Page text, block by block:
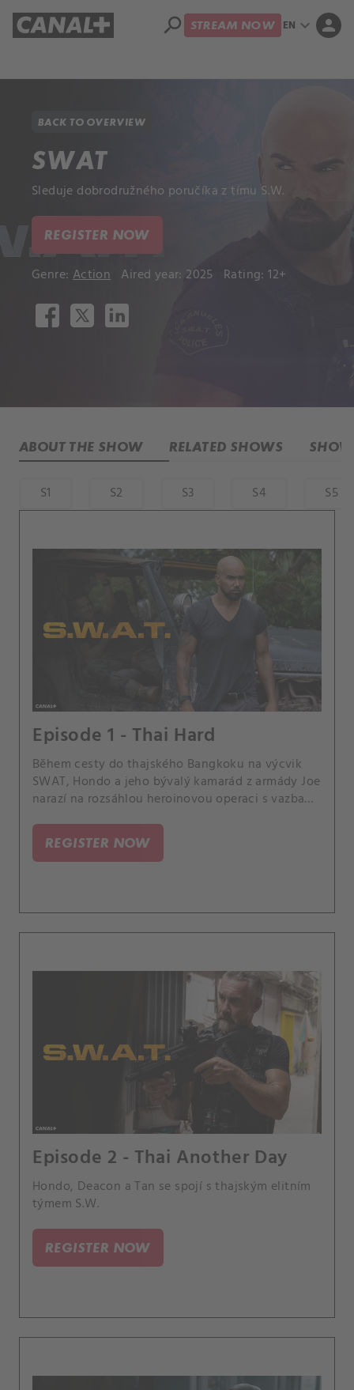
search STREAM NOW EN expand_more person
BACK TO OVERVIEW
SWAT
Sleduje dobrodružného poručíka z tímu S.W.
REGISTER NOW
Genre: Action Aired year: 2025 Rating: 12+
ABOUT THE SHOW RELATED SHOWS
S1 S2 S3 S4 S5
Episode 1 - Thai Hard
Během cesty do thajského Bangkoku na výcvik
SWAT, Hondo a jeho bývalý kamarád z armády Joe
narazí na rozsáhlou heroinovou operaci s vazbami
mocným drogovým králem.
REGISTER NOW
Episode 2 - Thai Another Day
Hondo, Deacon a Tan se spojí s thajským elitním
týmem S.W.
REGISTER NOW